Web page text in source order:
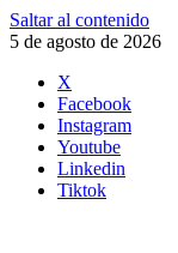
Saltar al contenido
5 de agosto de 2026
X
Facebook
Instagram
Youtube
Linkedin
Tiktok